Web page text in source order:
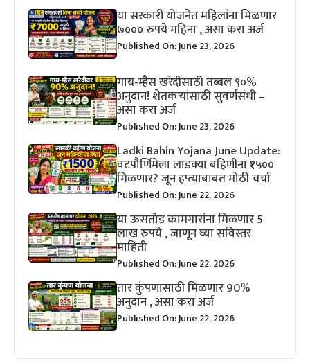
या सरकारी योजनेत महिलांना मिळणार
७००० रुपये महिना , असा करा अर्ज
Published On: June 23, 2026
गाय-म्हैस खरेदीसाठी तब्बल ९०%
अनुदान! शेतकऱ्यांसाठी सुवर्णसंधी –
असा करा अर्ज
Published On: June 23, 2026
Ladki Bahin Yojana June Update:
वटपौर्णिमेला लाडक्या बहिणींना ₹१५००
मिळणार? जून हप्त्याबाबत मोठी चर्चा
Published On: June 22, 2026
या ऊसतोड कामगारांना मिळणार 5
लाख रुपये , जाणून घ्या सविस्तर
माहिती
Published On: June 22, 2026
तार कुंपणासाठी मिळणार 90%
अनुदान , असा करा अर्ज
Published On: June 22, 2026